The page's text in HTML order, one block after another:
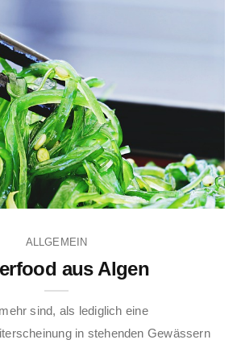
ALLGEMEIN
aus Algen
sind, als lediglich eine
in stehenden Gewässern